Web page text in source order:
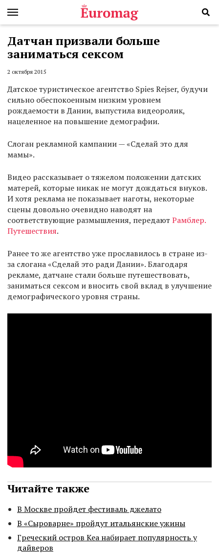
Датчан призвали больше
заниматься сексом
2 октября 2015
Датское туристическое агентство Spies Rejser, будучи
сильно обеспокоенным низким уровнем
рождаемости в Дании, выпустила видеоролик,
нацеленное на повышение демографии.
Слоган рекламной кампании — «Сделай это для
мамы».
Видео рассказывает о тяжелом положении датских
матерей, которые никак не могут дождаться внуков.
И хотя реклама не показывает наготы, некоторые
сцены довольно очевидно наводят на
соответствующие размышления, передают Рамблер.
Путешествия.
Ранее то же агентство уже прославилось в стране из-
за слогана «Сделай это ради Дании». Благодаря
рекламе, датчане стали больше путешествовать,
заниматься сексом и вносить свой вклад в улучшение
демографического уровня страны.
Читайте также
В Москве пройдет фестиваль джелато
В «Сыроварне» пройдут итальянские ужины
Греческий остров Кеа набирает популярность у
дайверов